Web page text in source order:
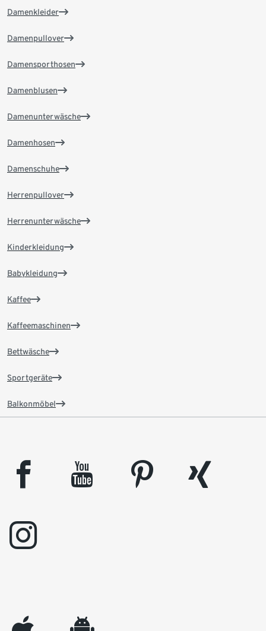
Damenkleider
Damenpullover
Damensporthosen
Damenblusen
Damenunterwäsche
Damenhosen
Damenschuhe
Herrenpullover
Herrenunterwäsche
Kinderkleidung
Babykleidung
Kaffee
Kaffeemaschinen
Bettwäsche
Sportgeräte
Balkonmöbel
facebook youtube pinterest
xing
instagram